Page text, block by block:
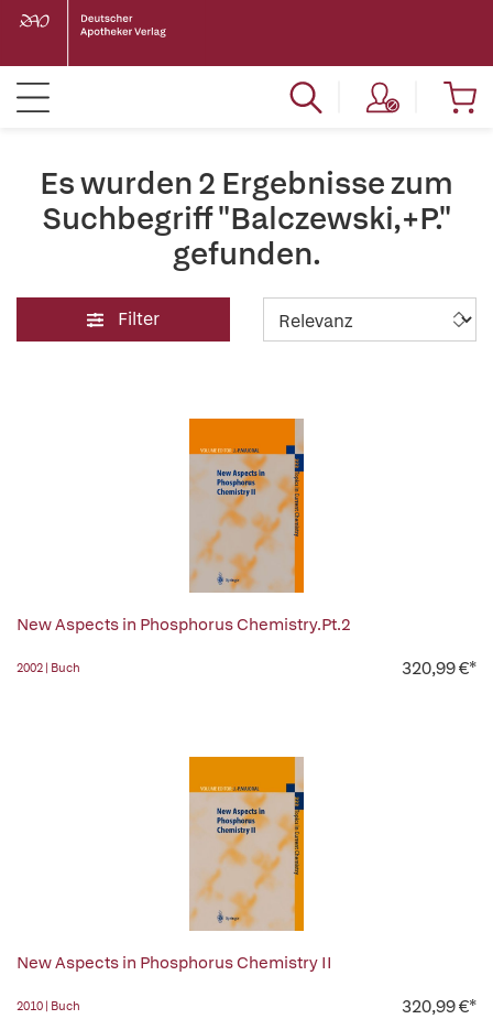
Es wurden 2 Ergebnisse zum
Suchbegriff "Balczewski,+P."
gefunden.
Filter
New Aspects in Phosphorus Chemistry.Pt.2
2002 | Buch 320,99 €*
New Aspects in Phosphorus Chemistry II
2010 | Buch 320,99 €*